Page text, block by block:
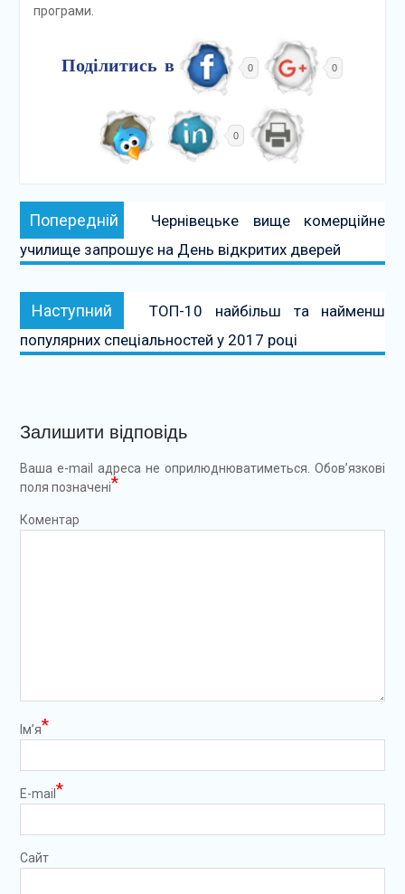
програми.
Поділитись в 0 0
0
Навігація
записів
Попередній Попередній:
Чернівецьке вище комерційне
училище запрошує на День відкритих дверей
Наступний Наступний:
ТОП-10 найбільш та найменш
популярних спеціальностей у 2017 році
Залишити відповідь
Ваша e-mail адреса не оприлюднюватиметься. Обов’язкові
поля позначені*
Коментар
Ім’я*
E-mail *
Сайт